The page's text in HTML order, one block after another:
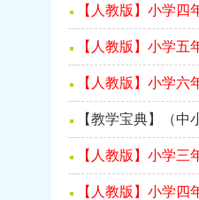
【人教版】小学四
【人教版】小学五
【人教版】小学六
【教学宝典】（中
【人教版】小学三
【人教版】小学四